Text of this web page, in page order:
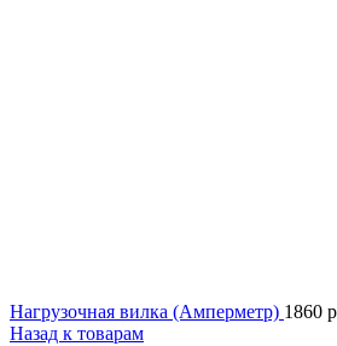
Нагрузочная вилка (Амперметр) 1860
Назад к товарам